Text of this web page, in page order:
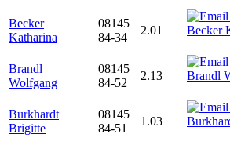
Becker
Katharina
08145
84-34
2.01
Brandl
Wolfgang
08145
84-52
2.13
Burkhardt
Brigitte
08145
84-51
1.03